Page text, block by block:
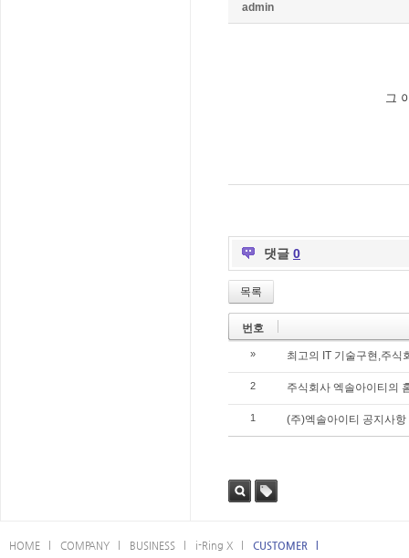
admin
그
댓글 0
목록
번호
» 최고의 IT 기술구현,주식
2 주식회사 엑솔아이티의
1 (주)엑솔아이티 공지사
HOME l COMPANY l BUSINESS l i-Ring X l CUSTOMER l